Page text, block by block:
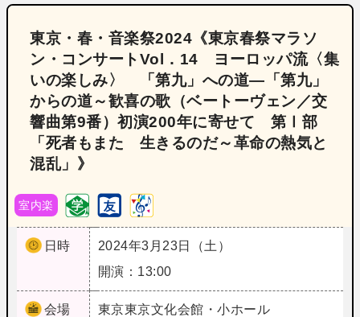
東京・春・音楽祭2024《東京春祭マラソ
ン・コンサートVol．14 ヨーロッパ流〈集
いの楽しみ〉 「第九」への道―「第九」
からの道～歓喜の歌（ベートーヴェン／交
響曲第9番）初演200年に寄せて 第Ⅰ部
「死者もまた 生きるのだ～革命の熱気と
混乱」》
室内楽
日時
2024年3月23日（土）
開演：13:00
会場 東京東京文化会館・小ホール